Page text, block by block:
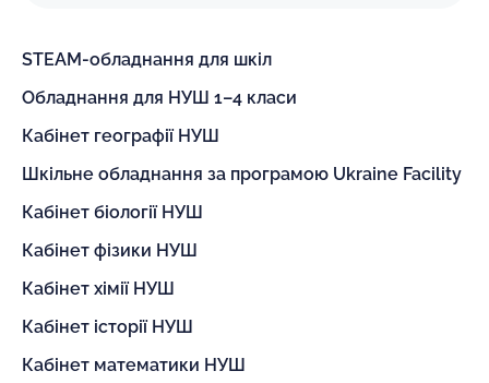
STEAM-обладнання для шкіл
Обладнання для НУШ 1–4 класи
Кабінет географії НУШ
Шкільне обладнання за програмою Ukraine Facility
Кабінет біології НУШ
Кабінет фізики НУШ
Кабінет хімії НУШ
Кабінет історії НУШ
Кабінет математики НУШ